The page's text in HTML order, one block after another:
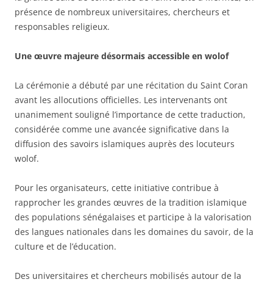
présence de nombreux universitaires, chercheurs et
responsables religieux.
Une œuvre majeure désormais accessible en wolof
La cérémonie a débuté par une récitation du Saint Coran
avant les allocutions officielles. Les intervenants ont
unanimement souligné l’importance de cette traduction,
considérée comme une avancée significative dans la
diffusion des savoirs islamiques auprès des locuteurs
wolof.
Pour les organisateurs, cette initiative contribue à
rapprocher les grandes œuvres de la tradition islamique
des populations sénégalaises et participe à la valorisation
des langues nationales dans les domaines du savoir, de la
culture et de l’éducation.
Des universitaires et chercheurs mobilisés autour de la